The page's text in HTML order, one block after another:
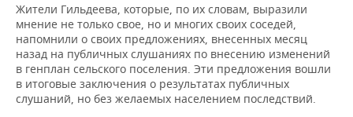
Жители Гильдеева, которые, по их словам, выразили
мнение не только свое, но и многих своих соседей,
напомнили о своих предложениях, внесенных месяц
назад на публичных слушаниях по внесению изменений
в генплан сельского поселения. Эти предложения вошли
в итоговые заключения о результатах публичных
слушаний, но без желаемых населением последствий.